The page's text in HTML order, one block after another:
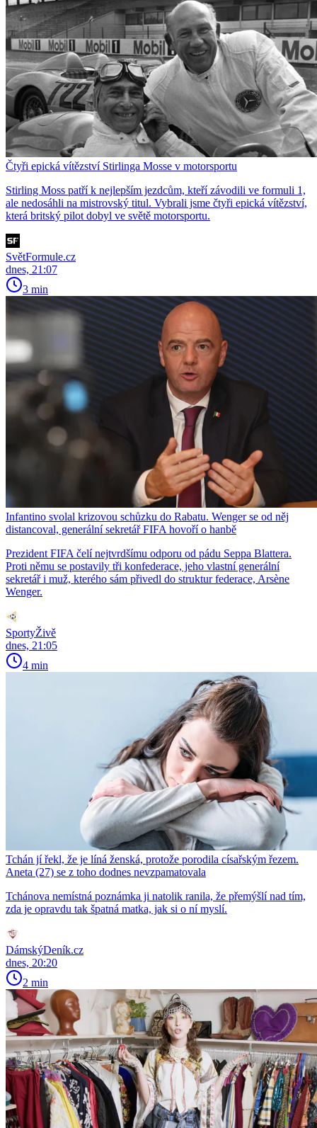
Čtyři epická vítězství Stirlinga Mosse v motorsportu
Stirling Moss patří k nejlepším jezdcům, kteří závodili ve formuli 1,
ale nedosáhli na mistrovský titul. Vybrali jsme čtyři epická vítězství,
která britský pilot dobyl ve světě motorsportu.
SvětFormule.cz
dnes, 21:07
3 min
Infantino svolal krizovou schůzku do Rabatu. Wenger se od něj
distancoval, generální sekretář FIFA hovoří o hanbě
Prezident FIFA čelí nejtvrdšímu odporu od pádu Seppa Blattera.
Proti němu se postavily tři konfederace, jeho vlastní generální
sekretář i muž, kterého sám přivedl do struktur federace, Arsène
Wenger.
SportyŽivě
dnes, 21:05
4 min
Tchán jí řekl, že je líná ženská, protože porodila císařským řezem.
Aneta (27) se z toho dodnes nevzpamatovala
Tchánova nemístná poznámka ji natolik ranila, že přemýšlí nad tím,
zda je opravdu tak špatná matka, jak si o ní myslí.
DámskýDeník.cz
dnes, 20:20
2 min